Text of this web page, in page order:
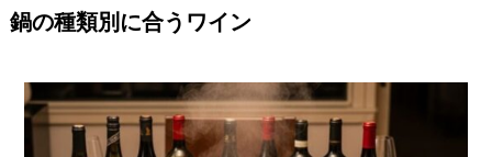
鍋の種類別に合うワイン